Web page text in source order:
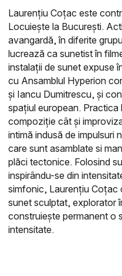
Laurențiu Coțac este
Locuiește la București.
avangardă, în diferite
lucrează ca sunetist în
instalații de sunet expuse
cu Ansamblul Hyperion
și Iancu Dumitrescu, și
spațiul european.
compoziție cât și
intimă indusă de impulsuri
care sunt asamblate si
plăci tectonice. Folosind
inspirându-se din
simfonic, Laurențiu Coțac
sunet sculptat, explorator
construiește permanent o
intensitate.